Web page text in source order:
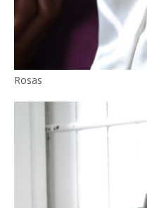
Rosas